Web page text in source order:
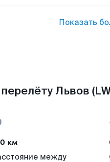
Показать
Львов
км
между